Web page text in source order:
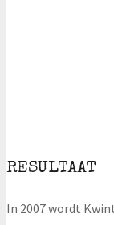
RESULTAAT
In 2007 wordt